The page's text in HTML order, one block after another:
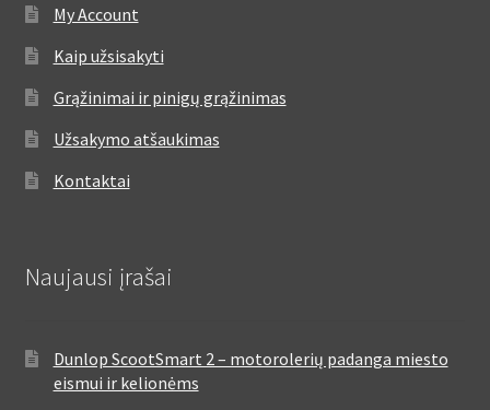
My Account
Kaip užsisakyti
Grąžinimai ir pinigų grąžinimas
Užsakymo atšaukimas
Kontaktai
Naujausi įrašai
Dunlop ScootSmart 2 – motorolerių padanga miesto
eismui ir kelionėms